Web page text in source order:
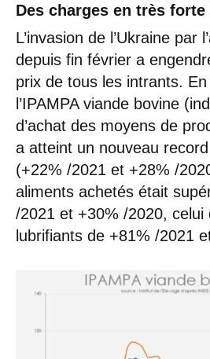
Des charges en très forte
L’invasion de l’Ukraine par
depuis fin février a
prix de tous les intrants.
l’IPAMPA viande bovine
d’achat des moyens de
a atteint un nouveau
(+22% /2021 et +28% /
aliments achetés était
/2021 et +30% /2020, celui
lubrifiants de +81% /2021